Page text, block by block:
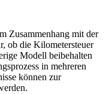
Zusammenhang mit der
ob die Kilometersteuer
Modell beibehalten
in mehreren
können zur